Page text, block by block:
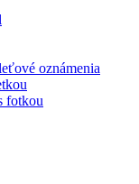
oznámenia
fotkou